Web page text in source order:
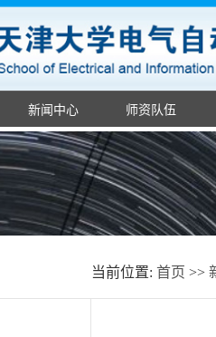
新闻中心 师资队伍
当前位置: 首页 >>